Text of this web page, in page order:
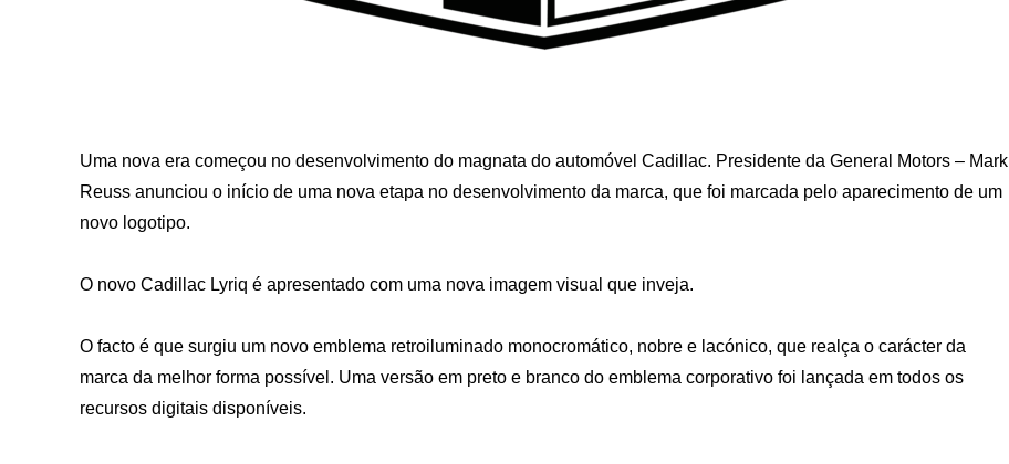
Uma nova era começou no desenvolvimento do magnata do automóvel Cadillac. Presidente da General Motors – Mark
Reuss anunciou o início de uma nova etapa no desenvolvimento da marca, que foi marcada pelo aparecimento de um
novo logotipo.
O novo Cadillac Lyriq é apresentado com uma nova imagem visual que inveja.
O facto é que surgiu um novo emblema retroiluminado monocromático, nobre e lacónico, que realça o carácter da
marca da melhor forma possível. Uma versão em preto e branco do emblema corporativo foi lançada em todos os
recursos digitais disponíveis.